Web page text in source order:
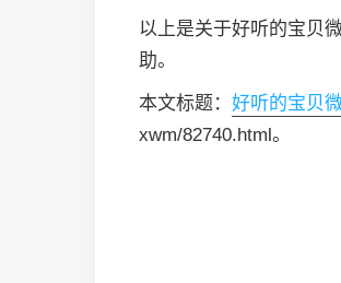
以上是关于好听的宝贝
助。
本文标题： 好听的宝贝
xwm/82740.html。